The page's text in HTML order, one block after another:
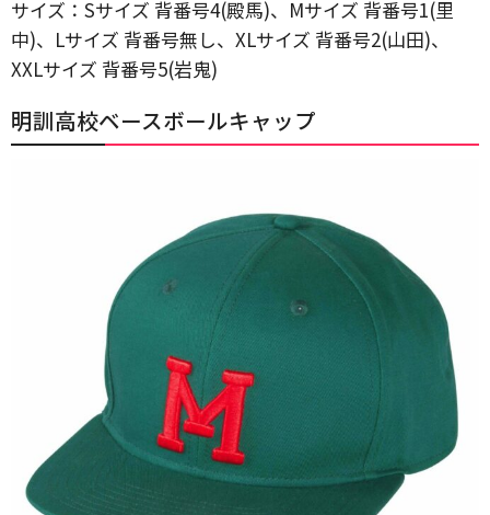
サイズ：Sサイズ 背番号4(殿馬)、Mサイズ 背番号1(里
中)、Lサイズ 背番号無し、XLサイズ 背番号2(山田)、
XXLサイズ 背番号5(岩鬼)
明訓高校ベースボールキャップ